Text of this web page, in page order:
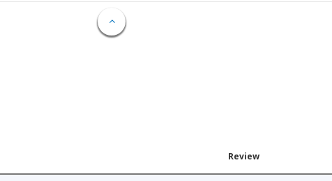
Review